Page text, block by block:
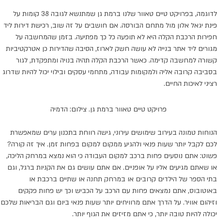
לדוגמה, בפרויקט טיים טאוור שלנו ברמת גן שמתנשא לגובה 38 קומות על
פינת יגאל אלון מול מתחם הבורסה. אם חושבים על זה שוב, רכישת דירות ליד
חפירות הרכבת הקלה היא לא תופעה כל כך מפתיעה. בזמן שהמחשבה על
מגורים ליד אתר בנייה לא עושה חשק לארוז, הסיבה שהדירות כן אטרקטיביות
קשורה למחשבה קדימה. כאשר הרכבת הקלה תהיה בנויה ומתפקדת, לגור
בסביבה קרובה אליה ולמקומות עבודה, מתחמי עסקים ובילוי יכול להיות שדרוג
רציני לאיכות החיים.
פרויקט טיים טאוור ברמת גן. צילום: הדמיה
הנוחות טמונה בעירוב שימושים עירוני, גישה רווחת בתכנון ערים שמאפשרת
לכם לקבל יותר שעות פנאי ולהגיע ממקום למקום בפחות זמן. איך זה קורה?
פשוט: אתם נוסעים פחות ברכב למקום העבודה כי הוא נמצא במרחק הליכה,
או שאתם מגיעים אליו על אופניים. אם אתם עושים גם את הקניות ברגל, וגם
בתי הספר של הילדים קרובים או במרחק תחנה או שתיים ברכבת או
באוטובוס, אתם נמצאים פחות עם הרכב על הכביש וכך יש פחות פקקים
וזיהום אוויר. על הדרך אתם מרוויחים יותר שעות פנאי ביום וגם הבריאות שלכם
יכולה להיות טובה יותר, כי אתם מזיזים את הגוף יותר.